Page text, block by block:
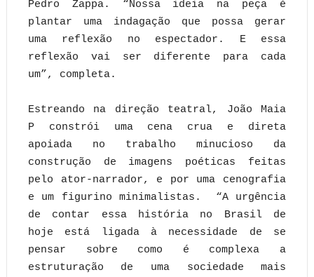
Pedro Zappa. “Nossa ideia na peça é
plantar uma indagação que possa gerar
uma reflexão no espectador. E essa
reflexão vai ser diferente para cada
um”, completa.
Estreando na direção teatral, João Maia
P constrói uma cena crua e direta
apoiada no trabalho minucioso da
construção de imagens poéticas feitas
pelo ator-narrador, e por uma cenografia
e um figurino minimalistas. “A urgência
de contar essa história no Brasil de
hoje está ligada à necessidade de se
pensar sobre como é complexa a
estruturação de uma sociedade mais